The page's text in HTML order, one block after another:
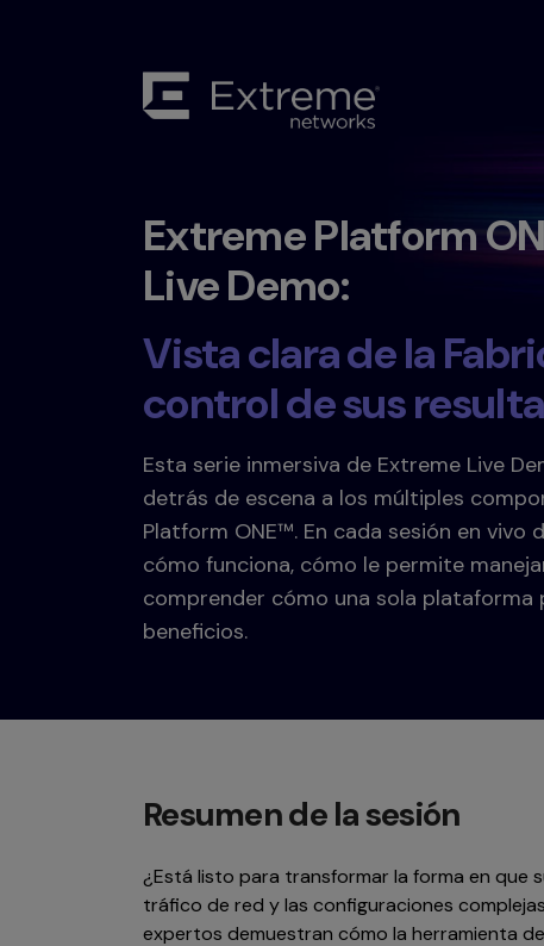
Extreme Platform
Live Demo:
Vista clara de la
control de sus
Esta serie inmersiva de Extreme Live
detrás de escena a los múltiples
Platform ONE™. En cada sesión en vivo
cómo funciona, cómo le permite
comprender cómo una sola plataforma
beneficios.
Resumen de la sesión
¿Está listo para transformar la forma en que
tráfico de red y las configuraciones
expertos demuestran cómo la herramienta